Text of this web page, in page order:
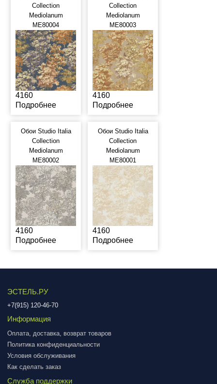
Collection
Mediolanum
ME80004
4160
Подробнее
Collection
Mediolanum
ME80003
4160
Подробнее
Обои Studio Italia
Collection
Mediolanum
ME80002
4160
Подробнее
Обои Studio Italia
Collection
Mediolanum
ME80001
4160
Подробнее
ЭСТЕЛЬ.РУ
+7(915) 120-46-70
Информация
Оплата, доставка, возврат товаров
Политика конфиденциальности
Условия обслуживания
Как сделать заказ
Служба поддержки